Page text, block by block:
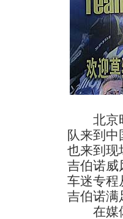
北京时
队来到
也来到现
吉伯诺威
车迷专程
吉伯诺满
在媒体